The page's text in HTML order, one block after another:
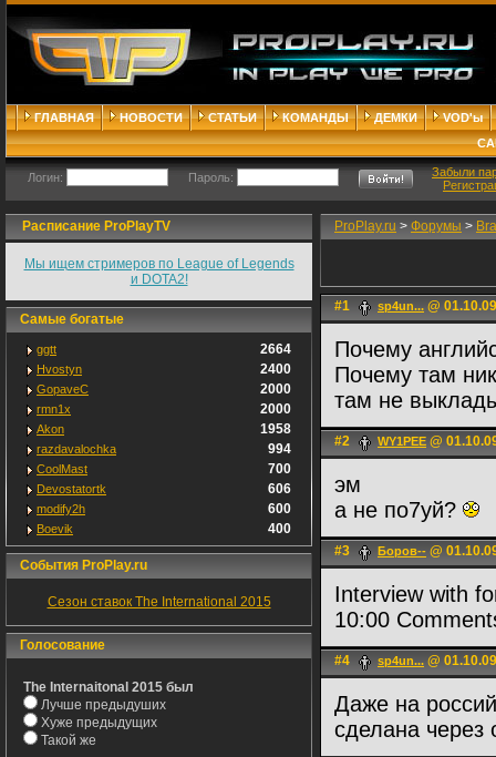
ГЛАВНАЯ НОВОСТИ СТАТЬИ КОМАНДЫ ДЕМКИ
VOD'ы
Логин: Пароль:
Забыли
Расписание ProPlayTV
Мы ищем стримеров по League of Legends
и DOTA2!
Самые богатые
ggtt 2664
Hvostyn 2400
GopaveC 2000
rmn1x 2000
Akon 1958
razdavalochka 994
CoolMast 700
Devostatortk 606
modify2h 600
Boevik 400
События ProPlay.ru
Сезон ставок The International 2015
Голосование
The Internaitonal 2015 был
Лучше предыдуших
Хуже предыдущих
Такой же
ProPlay.ru > Форумы >
#1 sp4un... @
Почему
Почему там
там не
#2 WY1PEE @
эм
а не по7уй?
#3 Боров-- @
Interview with
10:00
#4 sp4un... @
Даже на
сделана через